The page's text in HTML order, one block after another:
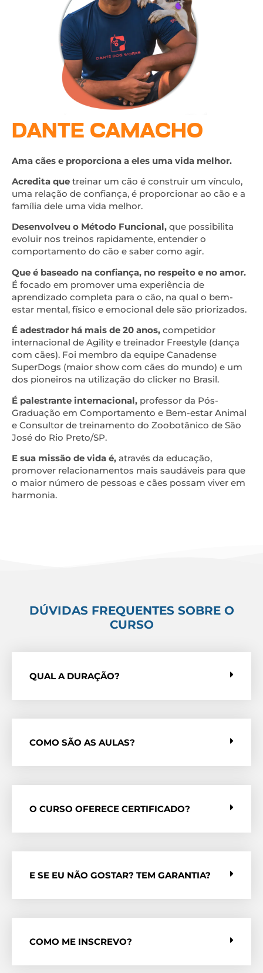
DANTE CAMACHO
Ama cães e proporciona a eles uma vida melhor.
Acredita que treinar um cão é construir um vínculo,
uma relação de confiança, é proporcionar ao cão e a
família dele uma vida melhor.
Desenvolveu o Método Funcional, que possibilita
evoluir nos treinos rapidamente, entender o
comportamento do cão e saber como agir.
Que é baseado na confiança, no respeito e no amor.
É focado em promover uma experiência de
aprendizado completa para o cão, na qual o bem-
estar mental, físico e emocional dele são priorizados.
É adestrador há mais de 20 anos, competidor
internacional de Agility e treinador Freestyle (dança
com cães). Foi membro da equipe Canadense
SuperDogs (maior show com cães do mundo) e um
dos pioneiros na utilização do clicker no Brasil.
É palestrante internacional, professor da Pós-
Graduação em Comportamento e Bem-estar Animal
e Consultor de treinamento do Zoobotânico de São
José do Rio Preto/SP.
E sua missão de vida é, através da educação,
promover relacionamentos mais saudáveis para que
o maior número de pessoas e cães possam viver em
harmonia.
DÚVIDAS FREQUENTES SOBRE O
CURSO
QUAL A DURAÇÃO?
COMO SÃO AS AULAS?
O CURSO OFERECE CERTIFICADO?
E SE EU NÃO GOSTAR? TEM GARANTIA?
COMO ME INSCREVO?